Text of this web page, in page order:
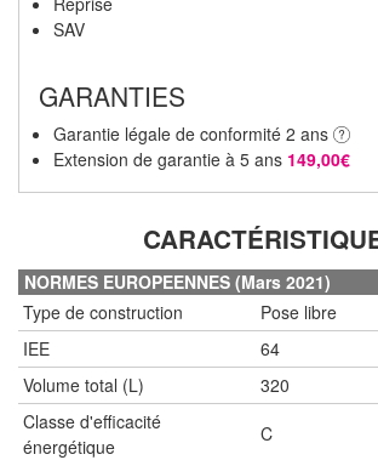
SAV
GARANTIES
Garantie légale de conformité 2 ans
Extension de garantie à 5 ans 149,00€
NORMES EUROPEENNES (Mars 2021)
Type de construction
Pose libre
IEE
64
Volume total (L)
320
Classe d'efficacité
énergétique
C